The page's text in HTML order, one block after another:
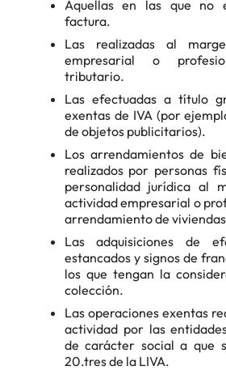
Aquellas en las que no
factura.
Las realizadas al
empresarial o
tributario.
Las efectuadas a título
exentas de IVA (por
de objetos publicitarios).
Los arrendamientos de
realizados por personas
personalidad jurídica al
actividad empresarial o
arrendamiento de
Las adquisiciones de
estancados y signos de
los que tengan la
colección.
Las operaciones exentas
actividad por las
de carácter social a que
20.tres de la LIVA.